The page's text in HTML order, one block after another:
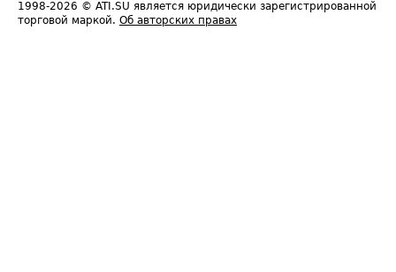
1998-2026 © ATI.SU является юридически зарегистрированной
торговой маркой. Об авторских правах